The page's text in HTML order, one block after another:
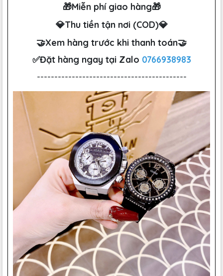
🎁Miễn phí giao hàng🎁
💎Thu tiền tận nơi (COD)💎
🤝Xem hàng trước khi thanh toán🤝
✅Đặt hàng ngay tại Zalo 0766938983
-------------------------------------------